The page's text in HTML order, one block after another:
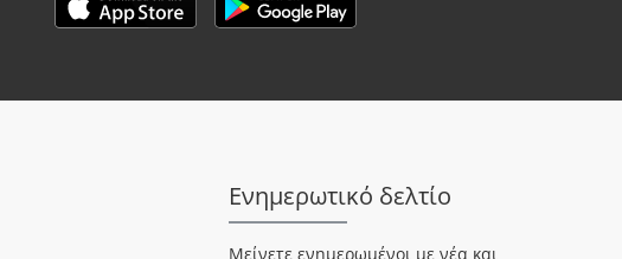
Ενημερωτικό δελτίο
Μείνετε ενημερωμένοι με νέα και